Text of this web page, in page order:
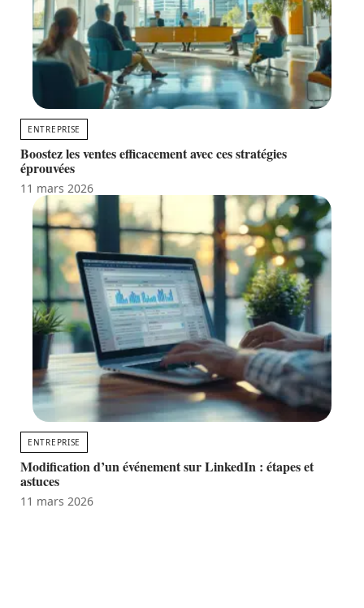
ENTREPRISE
Boostez les ventes efficacement avec ces stratégies
éprouvées
11 mars 2026
ENTREPRISE
Modification d’un événement sur LinkedIn : étapes et
astuces
11 mars 2026